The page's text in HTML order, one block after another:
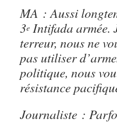
MA : Aussi
3e Intifada armée.
terreur, nous ne
pas utiliser
politique, nous
résistance
Journaliste :